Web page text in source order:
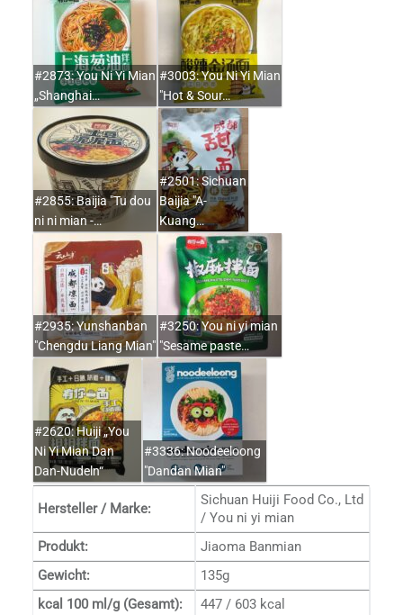
#2873: You Ni Yi Mian
„Shanghai…
#3003: You Ni Yi Mian
"Hot & Sour…
#2855: Baijia "Tu dou
ni ni mian -…
#2501: Sichuan
Baijia "A-
Kuang…
#2935: Yunshanban
"Chengdu Liang Mian"
#3250: You ni yi mian
"Sesame paste…
#2620: Huiji „You
Ni Yi Mian Dan
Dan-Nudeln“
#3336: Noodeeloong
"Dandan Mian"
Hersteller / Marke:
Sichuan Huiji Food Co., Ltd
/ You ni yi mian
Produkt:
Jiaoma Banmian
Gewicht:
135g
kcal 100 ml/g (Gesamt):
447 / 603 kcal